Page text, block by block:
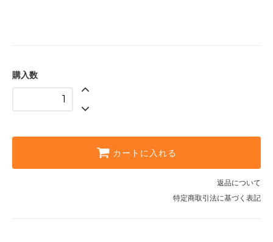
購入数
カートに入れる
返品について
特定商取引法に基づく表記